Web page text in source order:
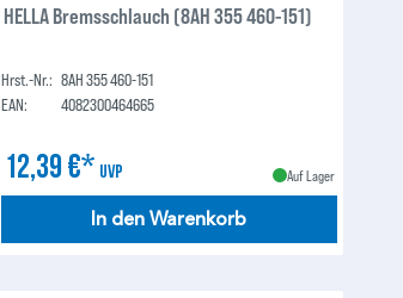
HELLA Bremsschlauch (8AH 355 460-151)
Hrst.-Nr.: 8AH 355 460-151
EAN:
4082300464665
12,39 €* UVP Auf Lager
In den Warenkorb